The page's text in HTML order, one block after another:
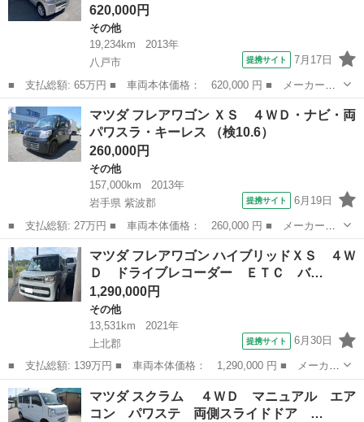
620,000円
その他
19,234km
2013年
八戸市
提携サイト 7月17日
■ 支払総額: 65万円 ■ 車両本体価格： 620,000 円 ■ メーカー
名： マツダ ■ 車種名： スクラム ■ グレード名： ＰＣ ４Ｗ
Ｄ 車検９年７月 走行距離１９，３００ｋｍ １２ヶ月点検整備済
み ナビ／フルセ...
青森 八戸市 その他
マツダ フレアワゴン ＸＳ ４ＷＤ・ナビ・両
パワスラ・キーレス （検10.6）
260,000円
その他
157,000km
2013年
岩手県 紫波郡
提携サイト 6月19日
■ 支払総額: 27万円 ■ 車両本体価格： 260,000 円 ■ メーカー
名： マツダ ■ 車種名： フレアワゴン ■ グレード名： ＸＳ
４ＷＤ・ナビ・両パワスラ・キーレス ■ 排気量： 660cc ■ ドア枚
数： ...
岩手 紫波郡 その他
マツダ フレアワゴン ハイブリッドＸＳ ４Ｗ
Ｄ ドライブレコーダー ＥＴＣ バ…
1,290,000円
その他
13,531km
2021年
上北郡
提携サイト 6月30日
■ 支払総額: 139万円 ■ 車両本体価格： 1,290,000 円 ■ メーカー
名： マツダ ■ 車種名： フレアワゴン ■ グレード名： ハイブ
リッドＸＳ ４ＷＤ ドライブレコーダー ＥＴＣ バックカメラ
両側電動ス...
青森 上北郡 その他
マツダ スクラム ４ＷＤ マニュアル エア
コン パワステ 両側スライドドア …